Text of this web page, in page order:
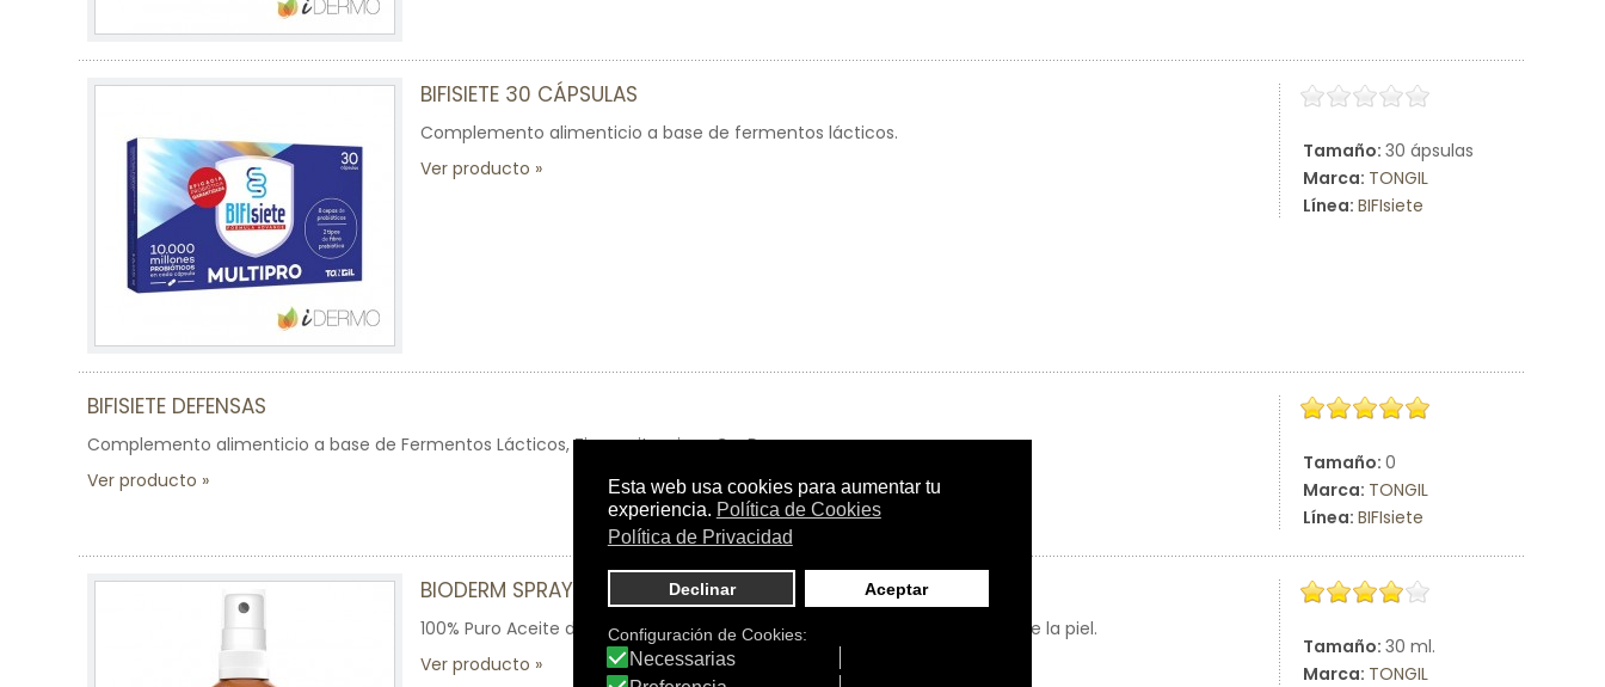
Tamaño: 30 ápsulas
Marca: TONGIL
Línea: BIFIsiete
BIFISIETE 30 CÁPSULAS
Complemento alimenticio a base de fermentos lácticos.
Ver producto
Tamaño: 0
Marca: TONGIL
Línea: BIFIsiete
BIFISIETE DEFENSAS
Complemento alimenticio a base de Fermentos Lácticos, Zinc y vitaminas C y D.
Ver producto
Tamaño: 30 ml.
Marca: TONGIL
BIODERM SPRAY TEA TREE 100% PURO
100% Puro Aceite del Árbol del Té. Higienizante corporal, para el cuidado de la piel.
Ver producto